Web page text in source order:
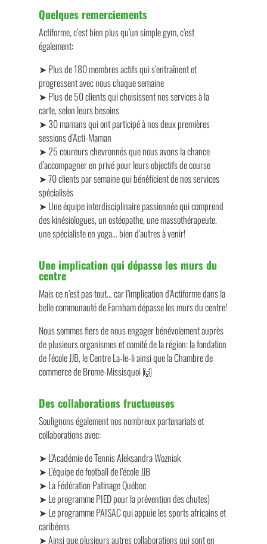
Quelques remerciements
Actiforme, c’est bien plus qu’un simple gym, c’est
également:
➤ Plus de 180 membres actifs qui s’entraînent et
progressent avec nous chaque semaine
➤ Plus de 50 clients qui choisissent nos services à la
carte, selon leurs besoins
➤ 30 mamans qui ont participé à nos deux premières
sessions d’Acti-Maman
➤ 25 coureurs chevronnés que nous avons la chance
d’accompagner en privé pour leurs objectifs de course
➤ 70 clients par semaine qui bénéficient de nos services
spécialisés
➤ Une équipe interdisciplinaire passionnée qui comprend
des kinésiologues, un ostéopathe, une massothérapeute,
une spécialiste en yoga… bien d’autres à venir!
Une implication qui dépasse les murs du
centre
Mais ce n’est pas tout… car l’implication d’Actiforme dans la
belle communauté de Farnham dépasse les murs du centre!
Nous sommes fiers de nous engager bénévolement auprès
de plusieurs organismes et comité de la région: la fondation
de l’école JJB, le Centre La-le-li ainsi que la Chambre de
commerce de Brome-Missisquoi 🙌
Des collaborations fructueuses
Soulignons également nos nombreux partenariats et
collaborations avec:
➤ L’Académie de Tennis Aleksandra Wozniak
➤ L’équipe de football de l’école JJB
➤ La Fédération Patinage Québec
➤ Le programme PIED pour la prévention des chutes)
➤ Le programme PAISAC qui appuie les sports africains et
caribéens
➤ Ainsi que plusieurs autres collaborations qui sont en